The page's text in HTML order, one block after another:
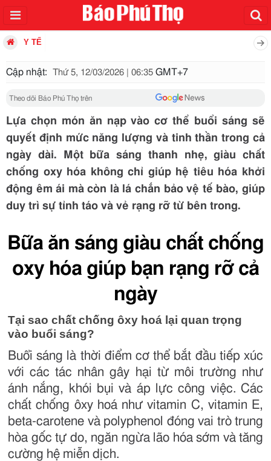
Y TẾ
Cập nhật: Thứ 5, 12/03/2026 | 06:35 GMT+7
Theo dõi Báo Phú Thọ trên
Lựa chọn món ăn nạp vào cơ thể buổi sáng sẽ
quyết định mức năng lượng và tinh thần trong cả
ngày dài. Một bữa sáng thanh nhẹ, giàu chất
chống oxy hóa không chỉ giúp hệ tiêu hóa khởi
động êm ái mà còn là lá chắn bảo vệ tế bào, giúp
duy trì sự tỉnh táo và vẻ rạng rỡ từ bên trong.
Bữa ăn sáng giàu chất chống
oxy hóa giúp bạn rạng rỡ cả
ngày
Tại sao chất chống ôxy hoá lại quan trọng
vào buổi sáng?
Buổi sáng là thời điểm cơ thể bắt đầu tiếp xúc
với các tác nhân gây hại từ môi trường như
ánh nắng, khói bụi và áp lực công việc. Các
chất chống ôxy hoá như vitamin C, vitamin E,
beta-carotene và polyphenol đóng vai trò trung
hòa gốc tự do, ngăn ngừa lão hóa sớm và tăng
cường hệ miễn dịch.